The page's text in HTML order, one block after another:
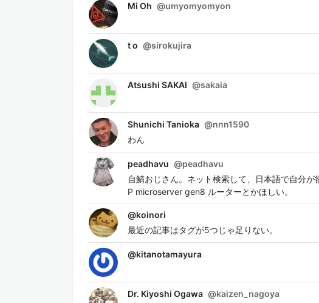
Mi Oh @umyomyomyon
t o @sirokujira
Atsushi SAKAI @sakaia
Shunichi Tanioka @nnn1590
わん
peadhavu @peadhavu
自鯖おじさん。ネット検索して、日本語で自分
P microserver gen8 ルーターとかほしい。
@koinori
最近の記事はタグが5つじゃ足りない。
@kitanotamayura
Dr. Kiyoshi Ogawa @kaizen_nagoya